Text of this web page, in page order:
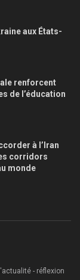
aux États-
renforcent
de l’éducation
à l’Iran
corridors
monde
- réflexion